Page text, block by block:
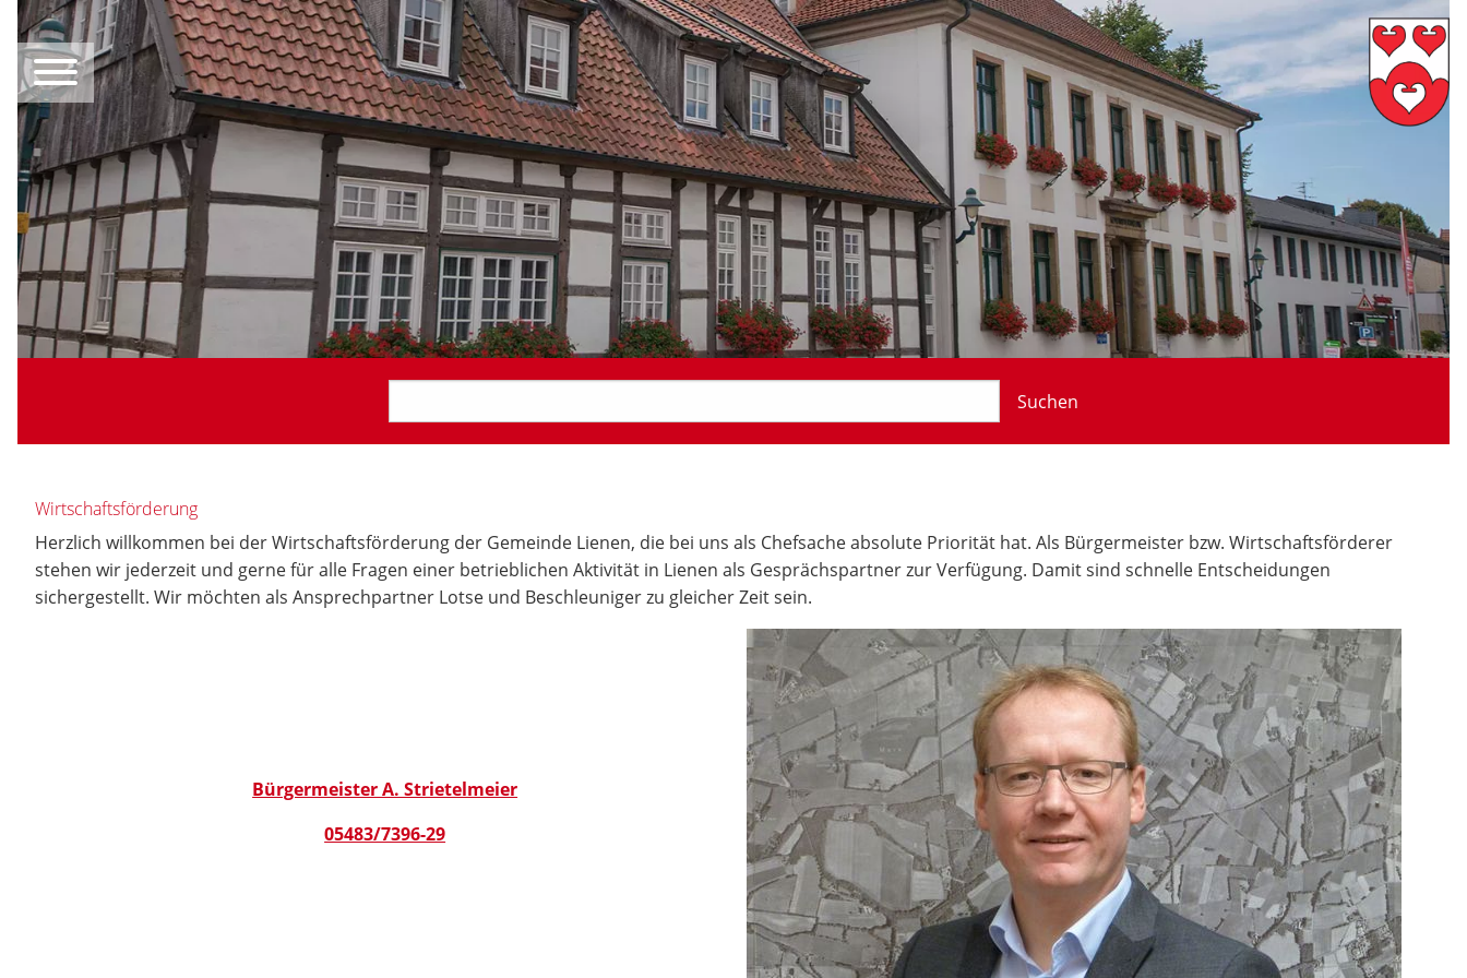
Suchen
Wirtschaftsförderung
Herzlich willkommen bei der Wirtschaftsförderung der Gemeinde Lienen, die bei uns als Chefsache absolute Priorität hat. Als Bürgermeister bzw. Wirtschaftsförderer
stehen wir jederzeit und gerne für alle Fragen einer betrieblichen Aktivität in Lienen als Gesprächspartner zur Verfügung. Damit sind schnelle Entscheidungen
sichergestellt. Wir möchten als Ansprechpartner Lotse und Beschleuniger zu gleicher Zeit sein.
Bürgermeister A. Strietelmeier
05483/7396-29